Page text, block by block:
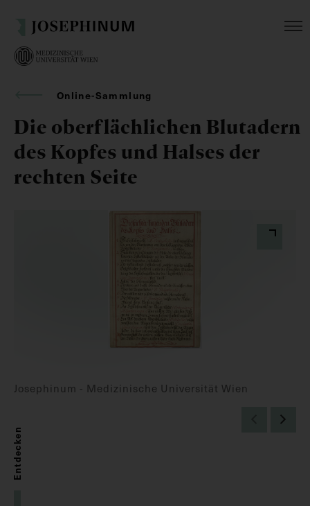
Online-Sammlung
Die oberflächlichen Blutadern
des Kopfes und Halses der
rechten Seite
Josephinum - Medizinische Universität Wien
Entdecken